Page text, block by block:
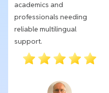
academics and
professionals needing
reliable multilingual
support.